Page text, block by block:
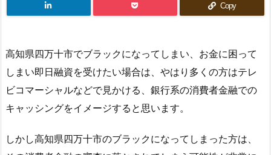
Copy
高知県四万十市でブラックになってしまい、お金に困って
しまい即日融資を受けたい場合は、やはり多くの方はテレ
ビコマーシャルなどで見かける、銀行系の消費者金融での
キャッシングをイメージすると思います。
しかし高知県四万十市のブラックになってしまった方は、